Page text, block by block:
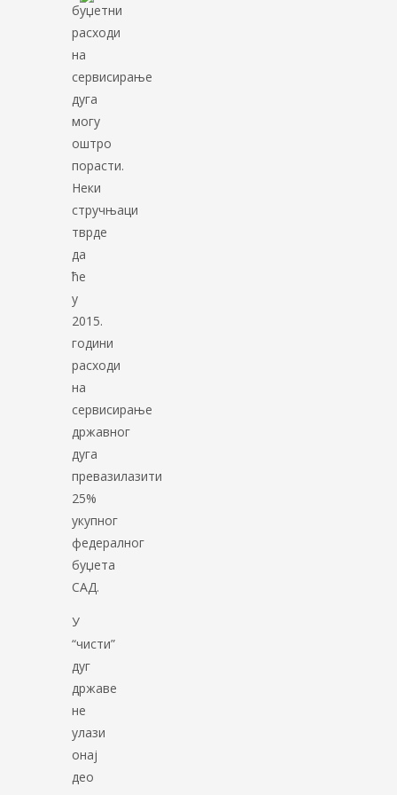
буџетни
расходи
на
сервисирање
дуга
могу
оштро
порасти.
Неки
стручњаци
тврде
да
ће
у
2015.
години
расходи
на
сервисирање
државног
дуга
превазилазити
25%
укупног
федералног
буџета
САД.
У
“чисти”
дуг
државе
не
улази
онај
део